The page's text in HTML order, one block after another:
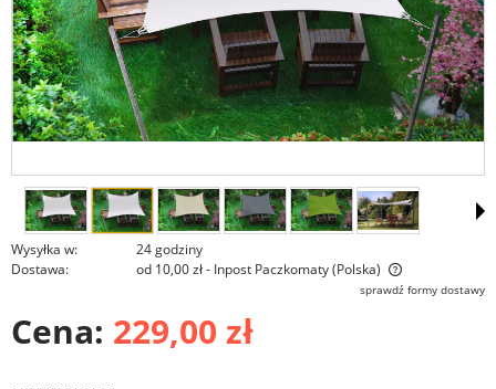
Wysyłka w:
24 godziny
Dostawa:
od 10,00 zł- Inpost Paczkomaty(Polska)
Cena nie zawiera ewentualnych kosztów płatnościsprawdź formy dostawy
Cena: 229,00 zł